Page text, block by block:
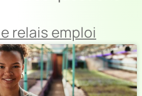
relais emploi